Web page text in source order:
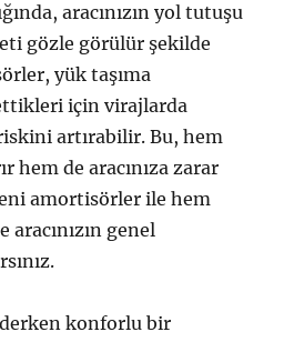
aracınızın yol tutuşu
gözle görülür şekilde
yük taşıma
için virajlarda
artırabilir. Bu, hem
hem de aracınıza zarar
amortisörler ile hem
genel
konforlu bir